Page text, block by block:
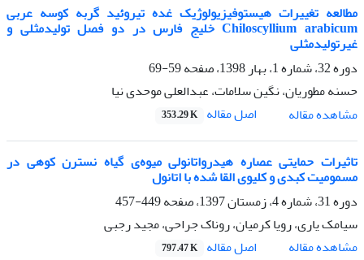
مطالعه تغییرات هیستوفیزیولوژیک غده تیروئید گربه کوسه عربی
Chiloscyllium arabicum خلیج فارس در دو فصل تولیدمثلی و
غیرتولیدمثلی
دوره 32، شماره 1، بهار 1398، صفحه
59-69
حسنه مطوریان، نگین سلامات، عبدالعلی موحدی نیا
مشاهده مقاله
اصل مقاله 353.29 K
تاثیرات حمایتی عصاره هیدرواتانولی میوه‌ی گیاه نسترن کوهی در
مسمومیت کبدی و کلیوی القا شده با اتانول
دوره 31، شماره 4، زمستان 1397، صفحه
449-457
سیامک یاری، رویا کرمیان، روناک جراحی، مجید رجبی
مشاهده مقاله
اصل مقاله 797.47 K